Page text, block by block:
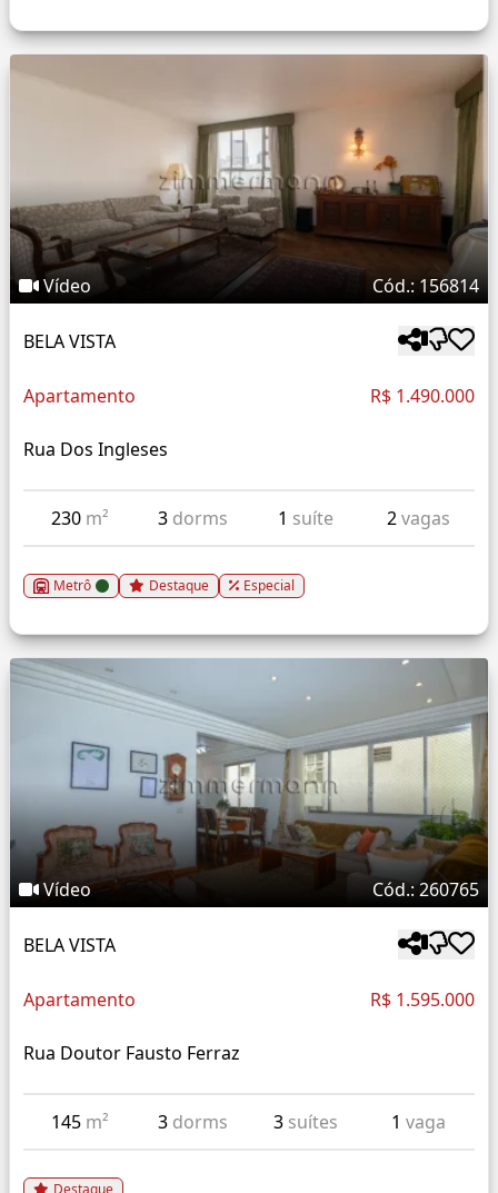
Vídeo Cód.: 156814
BELA VISTA
Apartamento R$ 1.490.000
Rua Dos Ingleses
230 m² 3 dorms 1 suíte 2vagas
Metrô Destaque Especial
Vídeo Cód.: 260765
BELA VISTA
Apartamento R$ 1.595.000
Rua Doutor Fausto Ferraz
145 m² 3 dorms 3 suítes 1 vaga